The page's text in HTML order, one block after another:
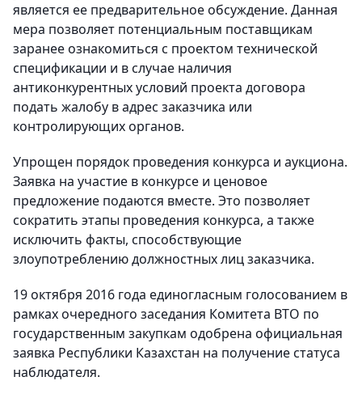
является ее предварительное обсуждение. Данная
мера позволяет потенциальным поставщикам
заранее ознакомиться с проектом технической
спецификации и в случае наличия
антиконкурентных условий проекта договора
подать жалобу в адрес заказчика или
контролирующих органов.
Упрощен порядок проведения конкурса и аукциона.
Заявка на участие в конкурсе и ценовое
предложение подаются вместе. Это позволяет
сократить этапы проведения конкурса, а также
исключить факты, способствующие
злоупотреблению должностных лиц заказчика.
19 октября 2016 года единогласным голосованием в
рамках очередного заседания Комитета ВТО по
государственным закупкам одобрена официальная
заявка Республики Казахстан на получение статуса
наблюдателя.